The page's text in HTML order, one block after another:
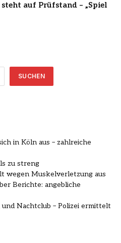
auf Prüfstand – „Spiel
SUCHEN
in Köln aus – zahlreiche
zu streng
wegen Muskelverletzung aus
Berichte: angebliche
Nachtclub – Polizei ermittelt